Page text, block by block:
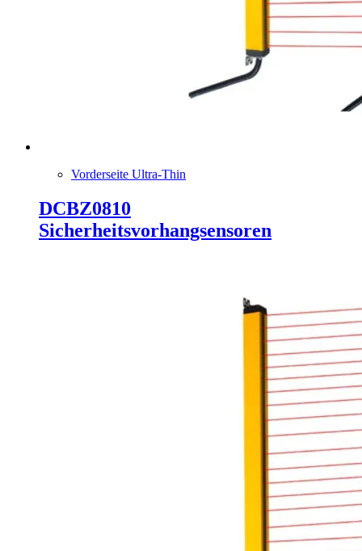
Vorderseite Ultra-Thin
DCBZ0810
Sicherheitsvorhangsensoren